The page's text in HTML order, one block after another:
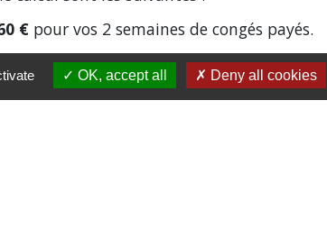
€ pour vos 2 semaines de congés payés.
OK, accept all Deny all cookies